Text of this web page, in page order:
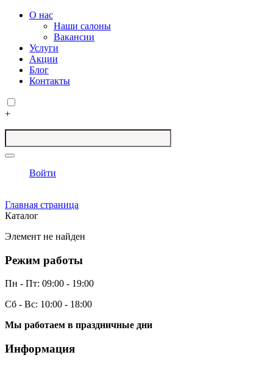
О нас
Наши салоны
Вакансии
Услуги
Акции
Блог
Контакты
+
Войти
Главная страница
Каталог
Элемент не найден
Режим работы
Пн - Пт: 09:00 - 19:00
Сб - Вс: 10:00 - 18:00
Мы работаем в праздничные дни
Информация